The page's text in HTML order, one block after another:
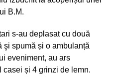
B.M.
s-au deplasat cu două
şi spumă și o ambulanță
eveniment, au ars
casei și 4 grinzi de lemn.